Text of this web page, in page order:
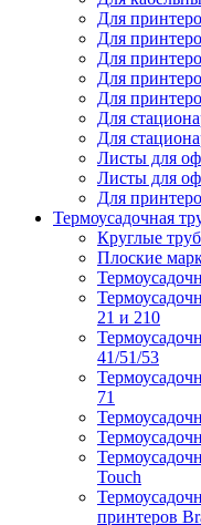
Для
Для
Для
Для
Для
Для
Для
Листы для
Листы для
Для
Термоусадочная
Круглые
Плоские
21 и 210
41/51/53
71
Touch
принтеров